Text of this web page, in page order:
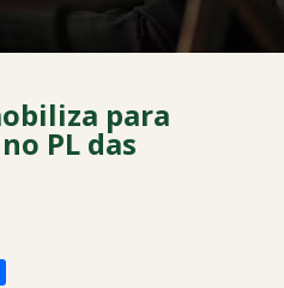
para
PL das